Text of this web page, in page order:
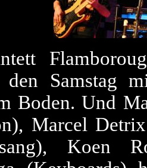
den Samstag
Boden. Und
Marcel
Koen